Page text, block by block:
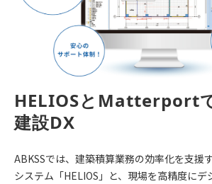
HELIOSとMatterport
建設DX
ABKSSでは、建築積算業務の効率化を支援
システム「HELIOS」と、現場を高精度にデ